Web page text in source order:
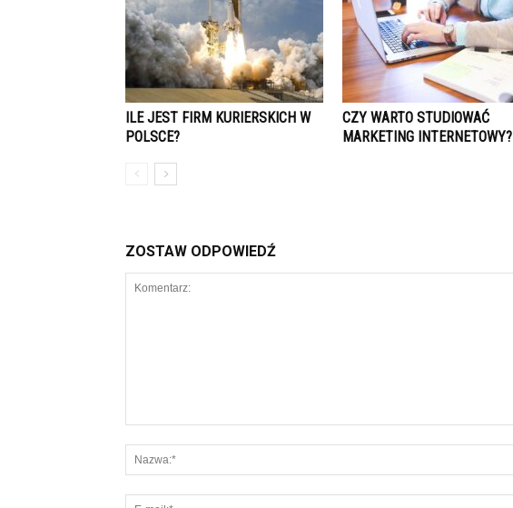
ILE JEST FIRM KURIERSKICH W
POLSCE?
CZY WARTO STUDIOWAĆ
MARKETING INTERNETOWY?
ZOSTAW ODPOWIEDŹ